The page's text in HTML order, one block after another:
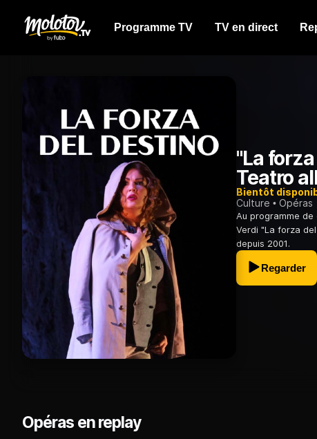
Programme TV TV en direct
"La
Teatro
Bientôt
Culture
Opéras
Au programme
Verdi "La forza
depuis 2001.
Regarder
Opéras en replay